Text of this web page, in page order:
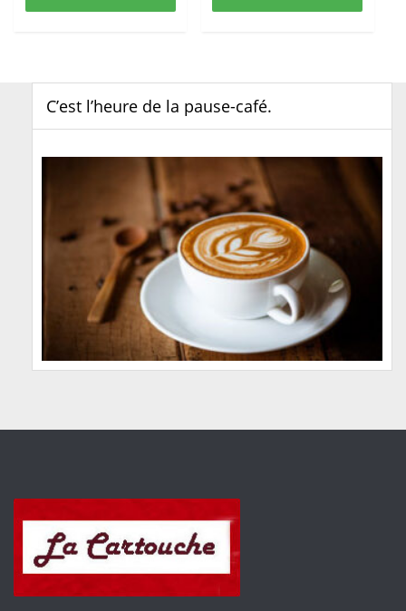
C’est l’heure de la pause-café.